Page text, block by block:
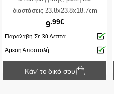
διαστάσεις 23.8x23.8x18.7cm
9.99€
Παραλαβή Σε 30 Λεπτά
Άμεση Αποστολή
Κάν’ το δικό σου